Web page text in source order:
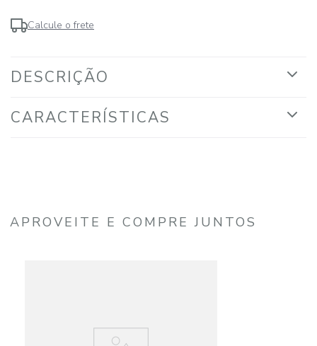
Calcule o frete
DESCRIÇÃO
CARACTERÍSTICAS
APROVEITE E COMPRE JUNTOS